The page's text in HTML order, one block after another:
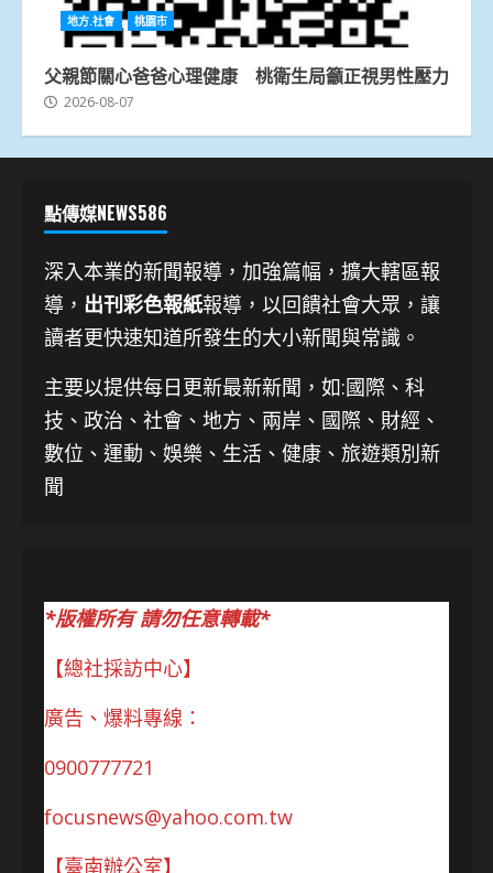
地方.社會 桃園市
父親節關心爸爸心理健康 桃衛生局籲正視男性壓力
2026-08-07
點傳媒NEWS586
深入本業的新聞報導，加強篇幅，擴大轄區報
導， 出刊彩色報紙報導，以回饋社會大眾，讓
讀者更快速知道所發生的大小新聞與常識。
主要以提供每日更新最新新聞 ，如:國際、科
技、 政治、社會、地方、兩岸、國際、財經、
數位、運動、娛樂、生活、健康、旅遊類別新
聞
*版權所有 請勿任意轉載*
【總社採訪中心】
廣告、爆料專線：
0900777721
focusnews@yahoo.com.tw
【臺南辦公室】